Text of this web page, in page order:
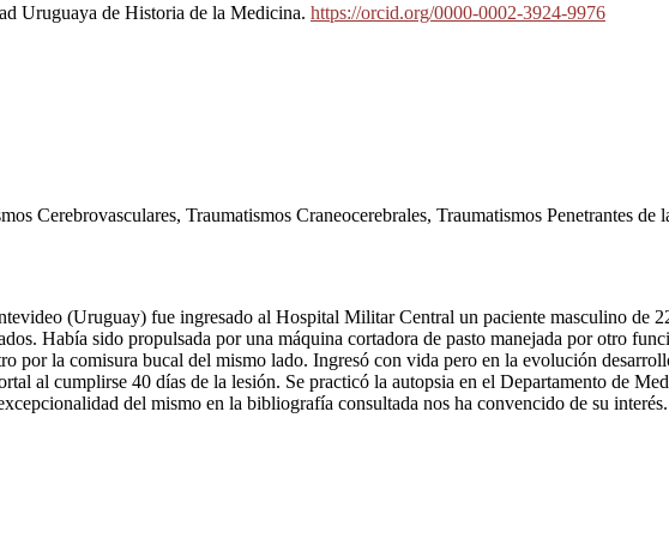
Uruguaya de Historia de la Medicina. https://orcid.org/0000-0002-3924-9976
Cerebrovasculares, Traumatismos Craneocerebrales, Traumatismos Penetrantes de
(Uruguay) fue ingresado al Hospital Militar Central un paciente masculino de
Había sido propulsada por una máquina cortadora de pasto manejada por otro
la comisura bucal del mismo lado. Ingresó con vida pero en la evolución
al cumplirse 40 días de la lesión. Se practicó la autopsia en el Departamento de
del mismo en la bibliografía consultada nos ha convencido de su interés.